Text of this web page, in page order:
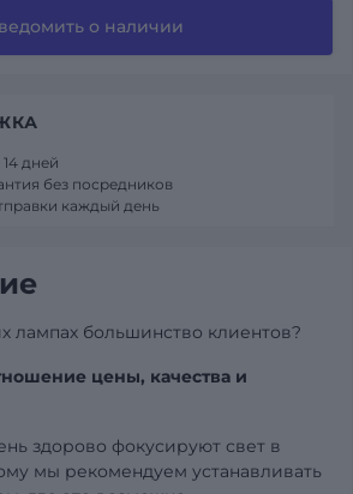
о наличии
лампах большинство клиентов?
цены, качества и
здорово фокусируют свет в
мы рекомендуем устанавливать
дней
без посредников
каждый день